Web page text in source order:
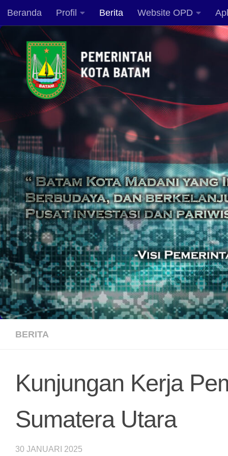
Skip to content
Beranda Profil Berita Website OPD
BERITA
Kunjungan Kerja
Sumatera Utara
30 JANUARI 2025